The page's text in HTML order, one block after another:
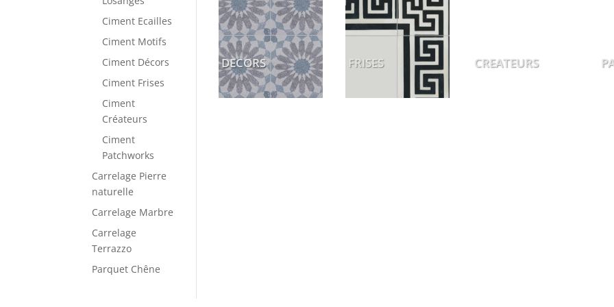
Ciment Ecailles
Ciment Motifs
Ciment Décors
Ciment Frises
Ciment
Créateurs
Ciment
Patchworks
Carrelage Pierre
naturelle
Carrelage Marbre
Carrelage
Terrazzo
Parquet Chêne
DECORS FRISES CREATEURS